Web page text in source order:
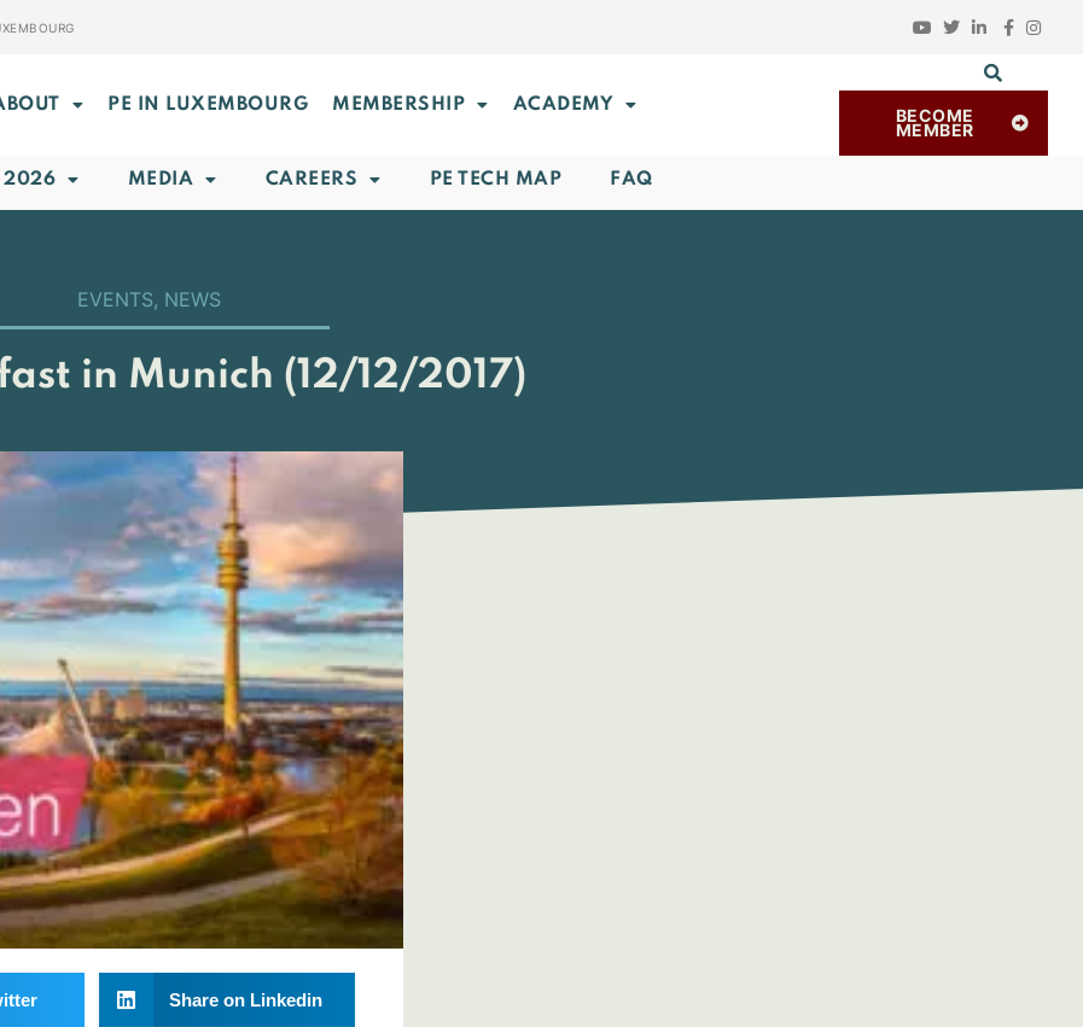
PE IN LUXEMBOURG MEMBERSHIP ACADEMY BECOME
MEMBER
2026 MEDIA CAREERS PE TECH MAP FAQ
EVENTS, NEWS
in Munich (12/12/2017)
Share on Linkedin